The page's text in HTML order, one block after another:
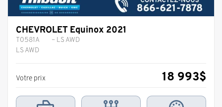
CHEVROLET Equinox 2021
T0581A
– LS AWD
LS AWD
Votre prix 18 993$